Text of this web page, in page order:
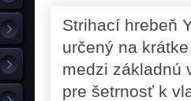
Strihací hrebeň
určený na
medzi základnú
pre šetrnosť k